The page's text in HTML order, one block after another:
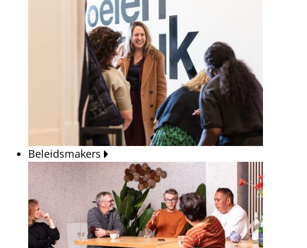
Beleidsmakers